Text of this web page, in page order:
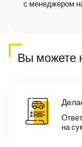
с менеджером
Вы можете
на